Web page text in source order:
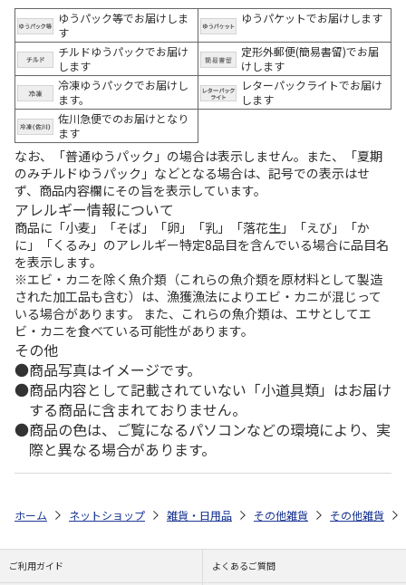
ゆうパック等でお届けしま
す
ゆうパケットでお届けします
チルドゆうパックでお届け
します
定形外郵便(簡易書留)でお届
けします
冷凍ゆうパックでお届けし
ます。
レターパックライトでお届け
します
佐川急便でのお届けとなり
ます
なお、「普通ゆうパック」の場合は表示しません。また、「夏期
のみチルドゆうパック」などとなる場合は、記号での表示はせ
ず、商品内容欄にその旨を表示しています。
アレルギー情報について
商品に「小麦」「そば」「卵」「乳」「落花生」「えび」「か
に」「くるみ」のアレルギー特定8品目を含んでいる場合に品目名
を表示します。
※エビ・カニを除く魚介類（これらの魚介類を原材料として製造
された加工品も含む）は、漁獲漁法によりエビ・カニが混じって
いる場合があります。 また、これらの魚介類は、エサとしてエ
ビ・カニを食べている可能性があります。
その他
商品写真はイメージです。
商品内容として記載されていない「小道具類」はお届け
する商品に含まれておりません。
商品の色は、ご覧になるパソコンなどの環境により、実
際と異なる場合があります。
ホーム ネットショップ 雑貨・日用品 その他雑貨 その他雑貨
ご利用ガイド よくあるご質問